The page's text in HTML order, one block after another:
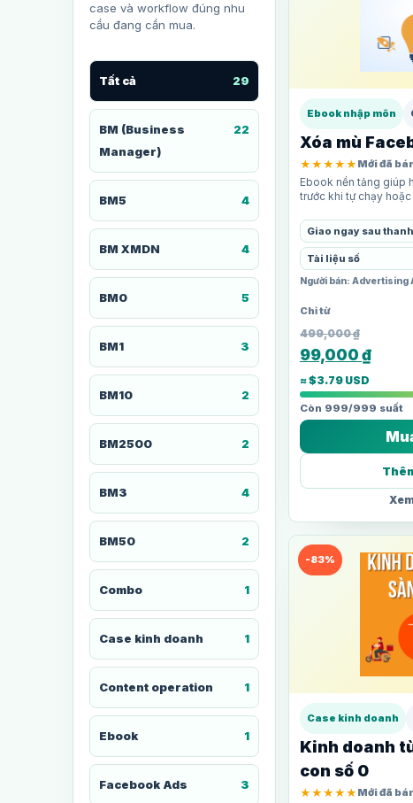
case và workflow đúng nhu
cầu đang cần mua.
Tất cả 29
BM (Business
Manager)
22
BM5 4
BM XMDN 4
BM0 5
BM1 3
BM10 2
BM2500 2
BM3 4
BM50 2
Combo 1
Case kinh doanh 1
Content operation 1
Ebook 1
Facebook Ads 3
Ebook nhập môn
Xóa mù
★★★★★ Mới đã
Ebook nền tảng giúp
trước khi tự chạy
Giao ngay sau
Tài liệu số
Người bán: Advertising
499,000₫
99,000 ₫
≈ $3.79 USD
Còn 999/999 suất
-83%
Case kinh doanh
Kinh doanh
con số 0
★★★★★ Mới đã